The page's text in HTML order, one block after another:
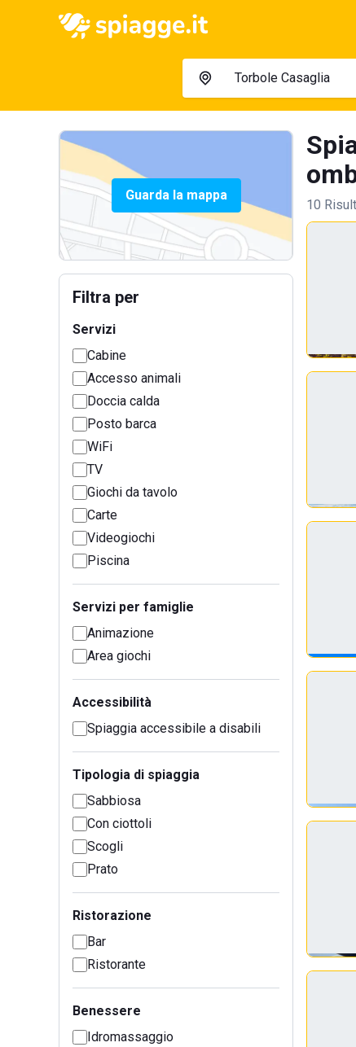
Guarda la mappa
Filtra per
Servizi
Cabine
Accesso animali
Doccia calda
Posto barca
WiFi
TV
Giochi da tavolo
Carte
Videogiochi
Piscina
Servizi per famiglie
Animazione
Area giochi
Accessibilità
Spiaggia accessibile a disabili
Tipologia di spiaggia
Sabbiosa
Con ciottoli
Scogli
Prato
Ristorazione
Bar
Ristorante
Benessere
Idromassaggio
10